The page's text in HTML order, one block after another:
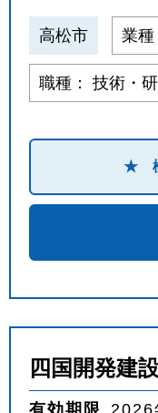
高松市 業種
職種： 技術・
★ 検
四国開発建
有効期限 2026